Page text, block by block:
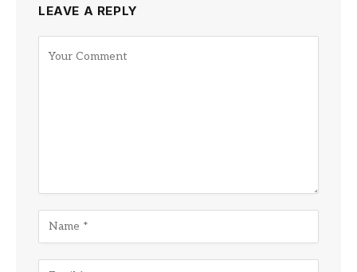
LEAVE A REPLY